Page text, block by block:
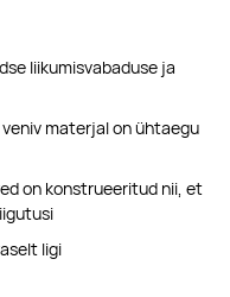
liikumisvabaduse ja
materjal on ühtaegu
on konstrueeritud nii, et
ligi